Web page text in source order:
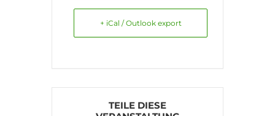
+ iCal / Outlook export
TEILE DIESE